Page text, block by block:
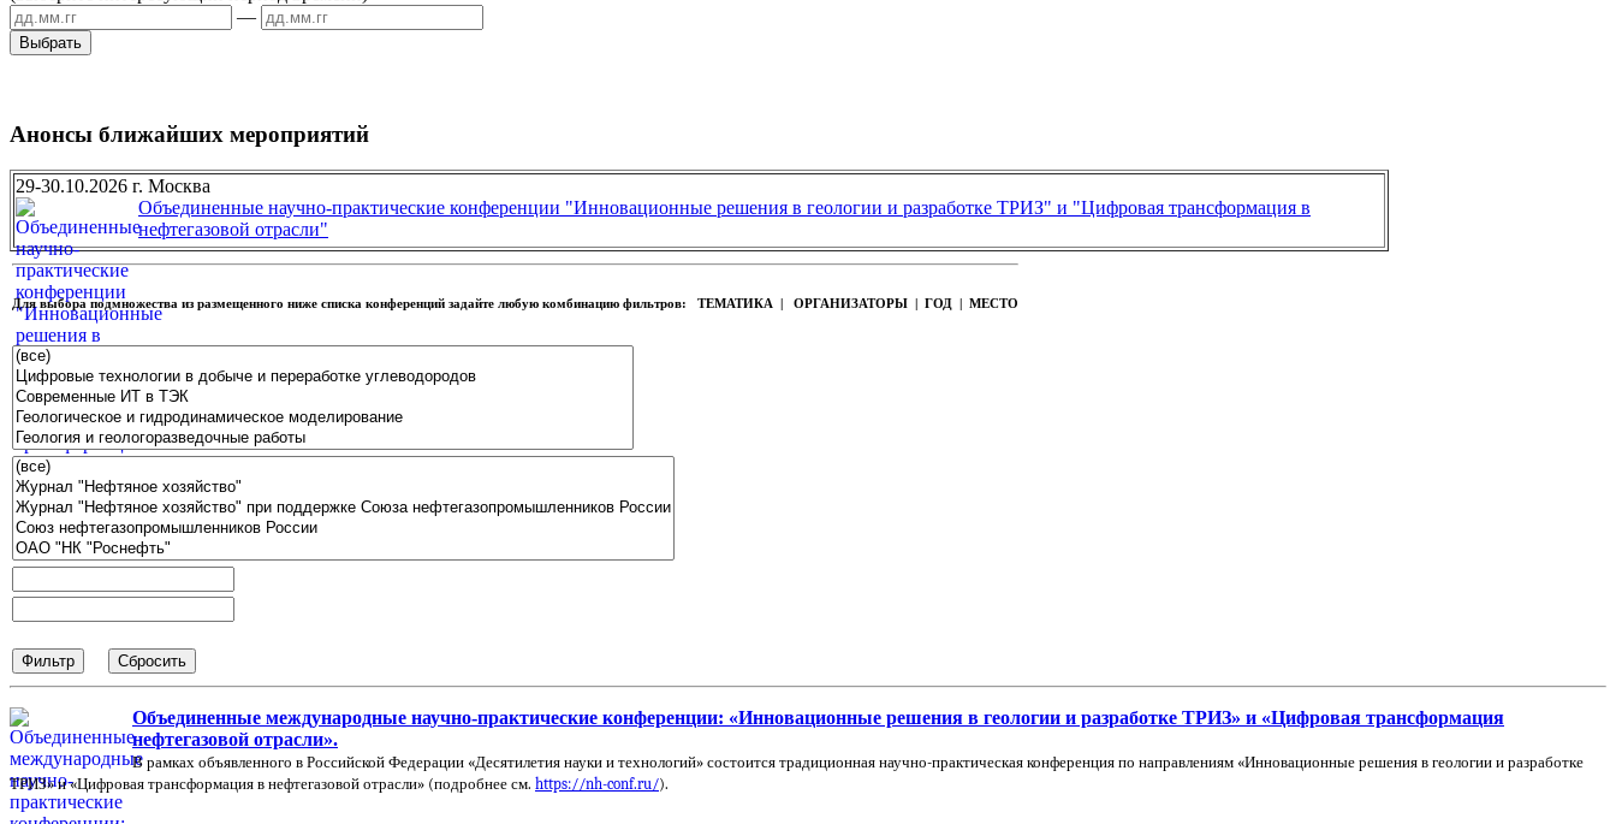
—
Анонсы ближайших мероприятий
29-30.10.2026 г. Москва
Объединенные научно-практические конференции "Инновационные решения в геологии и разработке ТРИЗ" и "Цифровая трансформация в
нефтегазовой отрасли"
Для выбора подмножества из размещенного ниже списка конференций задайте любую комбинацию фильтров: ТЕМАТИКА | ОРГАНИЗАТОРЫ | ГОД | МЕСТО
Объединенные международные научно-практические конференции: «Инновационные решения в геологии и разработке ТРИЗ» и «Цифровая трансформация
нефтегазовой отрасли».
В рамках объявленного в Российской Федерации «Десятилетия науки и технологий» состоится традиционная научно-практическая конференция по направлениям «Инновационные решения в геологии и разработке
ТРИЗ» и «Цифровая трансформация в нефтегазовой отрасли» (подробнее см. https://nh-conf.ru/).